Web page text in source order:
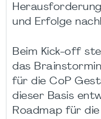
und Erfolge
Beim Kick-off
das
für die CoP
dieser Basis
Roadmap für